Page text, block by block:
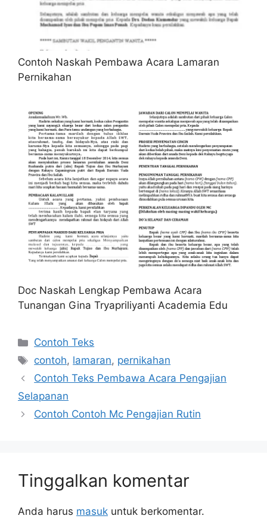
Contoh Naskah Pembawa Acara Lamaran
Pernikahan
Doc Naskah Lengkap Pembawa Acara
Tunangan Gina Tryapriliyanti Academia Edu
Kategori
Contoh Teks
Tag
contoh, lamaran, pernikahan
Contoh Teks Pembawa Acara Pengajian
Selapanan
Contoh Contoh Mc Pengajian Rutin
Tinggalkan komentar
Anda harus masuk untuk berkomentar.